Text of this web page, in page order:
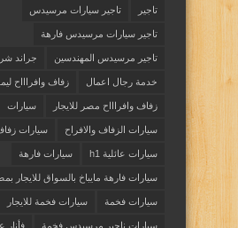
تاجير تاجير سيارات مرسيدس
تاجير سيارات مرسيدس فارهة
تاجير مرسيدس المهندسين جراند
خدمة رجال اعمال زفاف وافراااح
زفاف وافراااح مصر للايجار سيارات
سيارات الزفاف والافراح سيارات
سيارات عائلية h1 سيارات فارهة
سيارات فارهة مايباخ بالسواق للايجار
سيارات فخمة سيارات فخمة للايجار
سيارات ناجير مرسيدس فخمة فأنار